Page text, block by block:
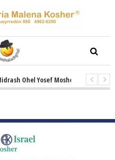
Yosef Moshe 1 months ago -